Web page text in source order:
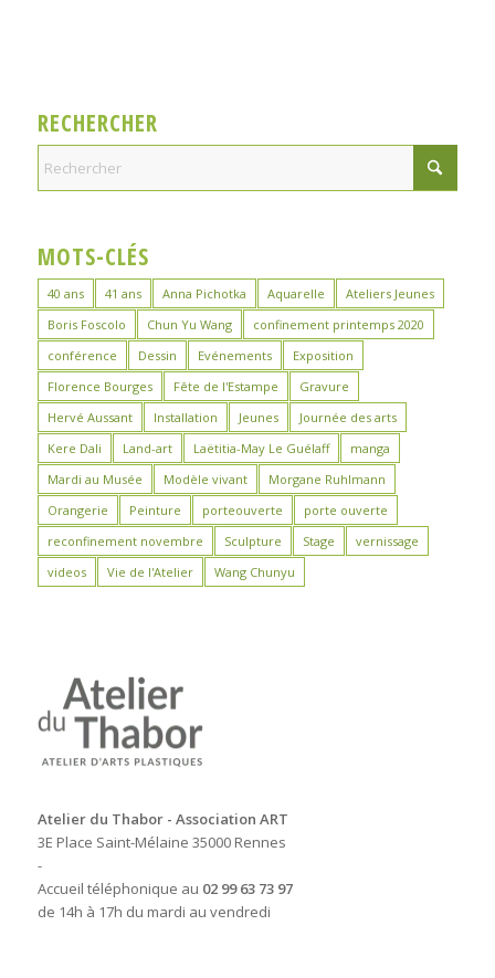
RECHERCHER
MOTS-CLÉS
40 ans 41 ans Anna Pichotka Aquarelle
Ateliers Jeunes
Boris Foscolo
Chun Yu Wang
confinement printemps 2020
conférence
Dessin Evénements
Exposition
Florence Bourges
Fête de l'Estampe
Gravure
Hervé Aussant
Installation Jeunes
Journée des arts
Kere Dali
Land-art Laëtitia-May Le Guélaff
manga
Mardi au Musée
Modèle vivant
Morgane Ruhlmann
Orangerie
Peinture porteouverte
porte ouverte
reconfinement novembre
Sculpture Stage
vernissage
videos
Vie de l'Atelier Wang Chunyu
Atelier du Thabor - Association ART
3E Place Saint-Mélaine 35000 Rennes
-
Accueil téléphonique au 02 99 63 73 97
de 14h à 17h du mardi au vendredi